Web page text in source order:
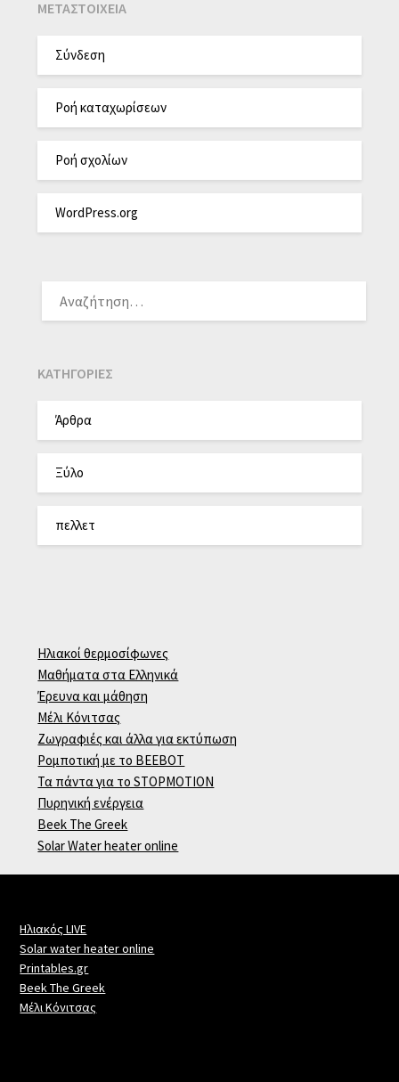
ΜΕΤΑΣΤΟΙΧΕΊΑ
Σύνδεση
Ροή καταχωρίσεων
Ροή σχολίων
WordPress.org
KΑΤΗΓΟΡΊΕΣ
Άρθρα
Ξύλο
πελλετ
Ηλιακοί θερμοσίφωνες
Μαθήματα στα Ελληνικά
Έρευνα και μάθηση
Μέλι Κόνιτσας
Ζωγραφιές και άλλα για εκτύπωση
Ρομποτική με το BEEBOT
Τα πάντα για το STOPMOTION
Πυρηνική ενέργεια
Beek The Greek
Solar Water heater online
Ηλιακός LIVE
Solar water heater online
Printables.gr
Beek The Greek
Μέλι Κόνιτσας